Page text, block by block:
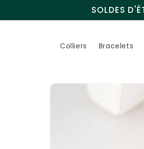
au
SOLDES
Colliers Bracelets
Passer aux
produits